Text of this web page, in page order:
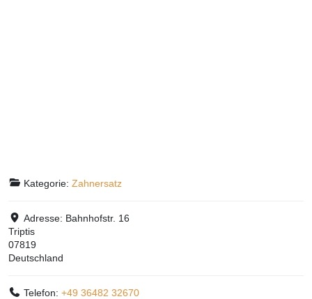
Kategorie:Zahnersatz
Adresse: Bahnhofstr. 16
Triptis
07819
Deutschland
Telefon:+49 36482 32670